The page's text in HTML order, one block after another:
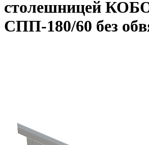
столешницей
СПП-180/60 без